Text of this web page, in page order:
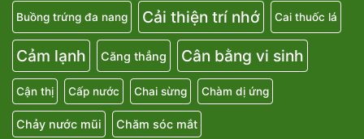
Buồng trứng đa nang Cải thiện trí nhớ Cai thuốc lá
Cảm lạnh Căng thẳng Cân bằng vi sinh
Cận thị Cấp nước Chai sừng Chàm dị ứng
Chảy nước mũi Chăm sóc mắt